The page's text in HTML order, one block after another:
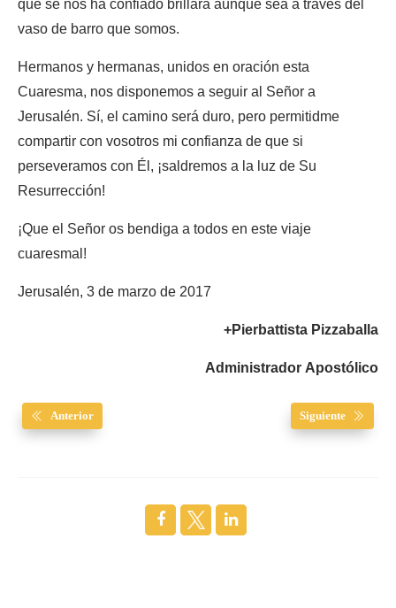
vaso de barro que somos.
Hermanos y hermanas, unidos en oración esta
Cuaresma, nos disponemos a seguir al Señor a
Jerusalén. Sí, el camino será duro, pero permitidme
compartir con vosotros mi confianza de que si
perseveramos con Él, ¡saldremos a la luz de Su
Resurrección!
¡Que el Señor os bendiga a todos en este viaje
cuaresmal!
Jerusalén, 3 de marzo de 2017
+Pierbattista Pizzaballa
Administrador Apostólico
Anterior Siguiente